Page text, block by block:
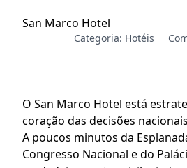
San Marco Hotel
Categoria: Hotéis
O San Marco Hotel está
coração das decisões
A poucos minutos da
Congresso Nacional e do